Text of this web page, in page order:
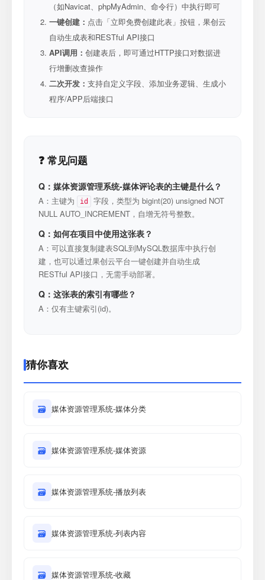
（如Navicat、phpMyAdmin、命令行）中执行即可
一键创建： 点击「立即免费创建此表」按钮，果创云
自动生成表和RESTful API接口
API调用： 创建表后，即可通过HTTP接口对数据进
行增删改查操作
二次开发： 支持自定义字段、添加业务逻辑、生成小
程序/APP后端接口
❓ 常见问题
Q：媒体资源管理系统-媒体评论表的主键是什么？
A：主键为 id
字段，类型为 bigint(20) unsigned NOT
NULL AUTO_INCREMENT，自增无符号整数。
Q：如何在项目中使用这张表？
A：可以直接复制建表SQL到MySQL数据库中执行创
建，也可以通过果创云平台一键创建并自动生成
RESTful API接口，无需手动部署。
Q：这张表的索引有哪些？
A：仅有主键索引(id)。
猜你喜欢
🗃 媒体资源管理系统-媒体分类
🗃 媒体资源管理系统-媒体资源
🗃 媒体资源管理系统-播放列表
🗃 媒体资源管理系统-列表内容
🗃 媒体资源管理系统-收藏